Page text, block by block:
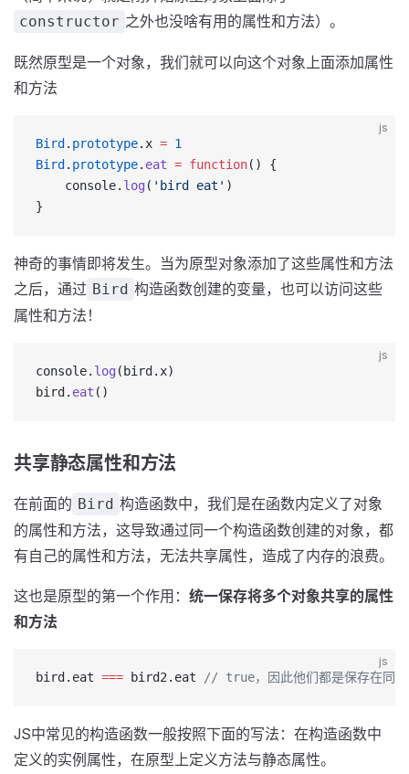
constructor 之外也没啥有用的属性和方法）。
既然原型是一个对象，我们就可以向这个对象上面添加属性
和方法
js
Bird . prototype.x = 1
Bird . prototype. eat = function() {
    console.
log ( 'bird eat' )
}
神奇的事情即将发生。当为原型对象添加了这些属性和方法
之后，通过 Bird 构造函数创建的变量，也可以访问这些
属性和方法！
js
console. log (bird.x)
bird. eat ()
共享静态属性和方法
在前面的 Bird 构造函数中，我们是在函数内定义了对象
的属性和方法，这导致通过同一个构造函数创建的对象，都
有自己的属性和方法，无法共享属性，造成了内存的浪费。
这也是原型的第一个作用： 统一保存将多个对象共享的属性
和方法
js
bird.eat === bird2.eat // true，因此他们都是保存在同一
JS中常见的构造函数一般按照下面的写法：在构造函数中
定义的实例属性，在原型上定义方法与静态属性。